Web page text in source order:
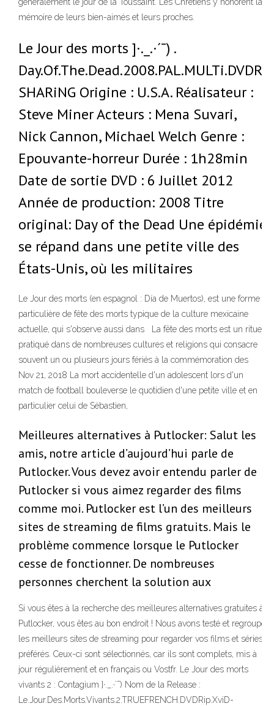
mémoire de leurs bien-aimés et leurs proches.
Le Jour des morts ]·._.·´¯) .
Day.Of.The.Dead.2008.PAL.MULTi.DVDR-
SHARiNG Origine : U.S.A. Réalisateur :
Steve Miner Acteurs : Mena Suvari,
Nick Cannon, Michael Welch Genre :
Epouvante-horreur Durée : 1h28min
Date de sortie DVD : 6 Juillet 2012
Année de production: 2008 Titre
original: Day of the Dead Une épidémie
se répand dans une petite ville des
États-Unis, où les militaires
Le Jour des morts (en espagnol : Día de Muertos), est une forme
particulière de fête des morts typique de la culture mexicaine
actuelle, qui s'observe aussi dans La fête des morts est un rituel
pratiqué dans de nombreuses cultures et religions qui consacre
souvent un ou plusieurs jours fériés à la commémoration des
Nov 21, 2018 La mort accidentelle d'un adolescent lors d'un
match de football bouleverse le quotidien d'une petite ville et en
particulier celui de Sébastien,
Meilleures alternatives à Putlocker: Salut les
amis, notre article d’aujourd’hui parle de
Putlocker. Vous devez avoir entendu parler de
Putlocker si vous aimez regarder des films
comme moi. Putlocker est l’un des meilleurs
sites de streaming de films gratuits. Mais le
problème commence lorsque le Putlocker
cesse de fonctionner. De nombreuses
personnes cherchent la solution aux
Si vous êtes à la recherche des meilleures alternatives gratuites à
Putlocker, vous êtes au bon endroit ! Nous avons testé et regroupé
les meilleurs sites de streaming pour regarder vos films et séries
préférés. Ceux-ci sont sélectionnés, car ils sont complets, mis à
jour régulièrement et en français ou Vostfr. Le Jour des morts
vivants 2 : Contagium ]·._.·´¯) Nom de la Release :
Le.Jour.Des.Morts.Vivants.2.TRUEFRENCH.DVDRip.XviD-